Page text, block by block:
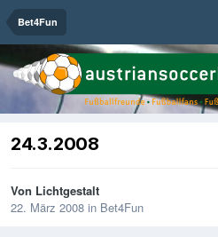
Bet4Fun
24.3.2008
Von Lichtgestalt
22. März 2008 in Bet4Fun